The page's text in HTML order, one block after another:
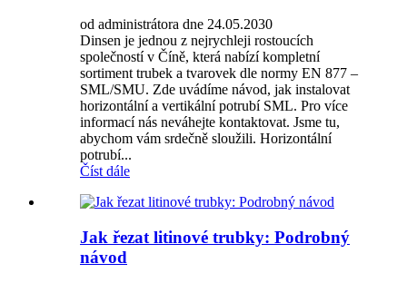
od administrátora dne 24.05.2030
Dinsen je jednou z nejrychleji rostoucích
společností v Číně, která nabízí kompletní
sortiment trubek a tvarovek dle normy EN 877 –
SML/SMU. Zde uvádíme návod, jak instalovat
horizontální a vertikální potrubí SML. Pro více
informací nás neváhejte kontaktovat. Jsme tu,
abychom vám srdečně sloužili. Horizontální
potrubí...
Číst dále
Jak řezat litinové trubky: Podrobný
návod